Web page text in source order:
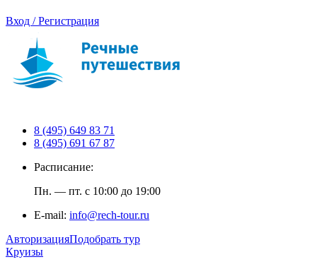
Вход / Регистрация
8 (495) 649 83 71
8 (495) 691 67 87
Расписание:
Пн. — пт. с 10:00 до 19:00
E-mail: info@rech-tour.ru
АвторизацияПодобрать тур
Круизы